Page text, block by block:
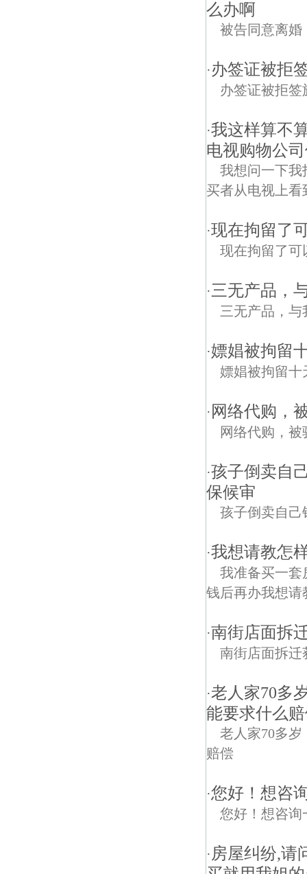
么办啊
被告同意离婚
·办签证被拒
办签证被拒
·我这样算不
电视购物公
我想问一下我
买者从电视上看
·现在拘留了
现在拘留了可
·三无产品，
三无产品，与
·嫖娼被拘留
嫖娼被拘留十
· 网络代购，
网络代购，
·孩子倒卖自
保候审
孩子倒卖自己
·我想请教怎
我准备买一套
钱后再办我想请
·南街店面拆
南街店面拆迁
·老人家70多
能要求什么
老人家70多
赔偿
·您好！想咨
您好！想咨询
· 房屋纠纷,请